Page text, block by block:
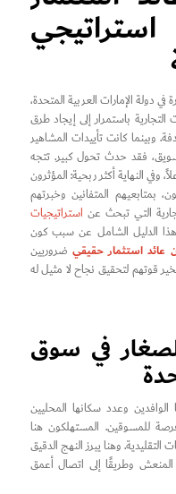
دولة الإمارات العربية المتحدة،
باستمرار إلى إيجاد طرق
وبينما كانت تأييدات المشاهير
فقد حدث تحول كبير. تتجه
وفي النهاية أكثر ربحية: المؤثرون
بمتابعيهم المتفانين وخبرتهم
التي تبحث عن استراتيجيات
الدليل الشامل عن سبب كون
عائد استثمار حقيقي ضروريين
قوتهم لتحقيق نجاح لا مثيل له
في سوق
الوافدين وعدد سكانها المحليين
للمسوقين. المستهلكون هنا
وهنا يبرز النهج الدقيق
المنعش وطريقًا إلى اتصال أعمق